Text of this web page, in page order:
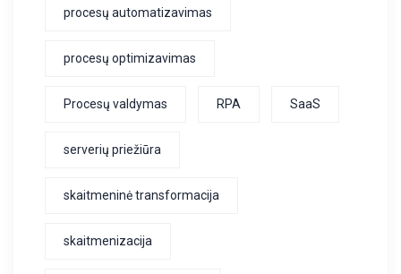
procesų automatizavimas
procesų optimizavimas
Procesų valdymas RPA SaaS
serverių priežiūra
skaitmeninė transformacija
skaitmenizacija